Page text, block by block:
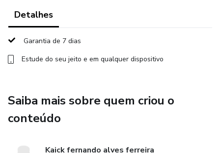
Personagens divertidos e inspiradores.
Textos leves, ideais para leitura noturna.
Ilustrações coloridas e lúdicas.
tablet ou computador.
✨ Benefícios para as crianças:
Estímulo à imaginação e criatividade.
Detalhes
Garantia de 7 dias
Estude do seu jeito e em qualquer dispositivo
Saiba mais sobre quem criou o
conteúdo
Kaick fernando alves ferreira